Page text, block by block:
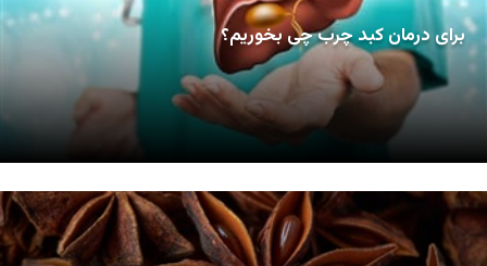
برای درمان کبد چرب چی بخوریم؟